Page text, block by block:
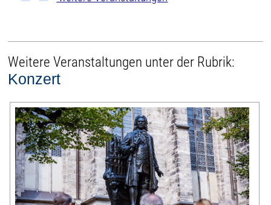
Weitere Veranstaltungen unter der Rubrik:
Konzert